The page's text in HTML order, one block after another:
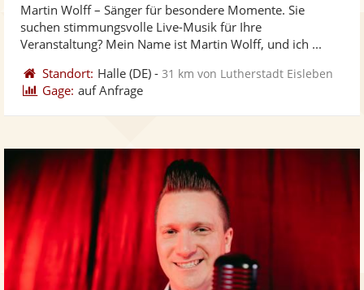
Martin Wolff – Sänger für besondere Momente. Sie
suchen stimmungsvolle Live-Musik für Ihre
Veranstaltung? Mein Name ist Martin Wolff, und ich ...
Standort: Halle (DE) -31 km von Lutherstadt Eisleben
Gage: auf Anfrage